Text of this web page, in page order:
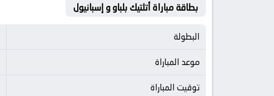
بطاقة مباراة أتلتيك بلباو و إسبانيول
البطولة
موعد المباراة
توقيت المباراة